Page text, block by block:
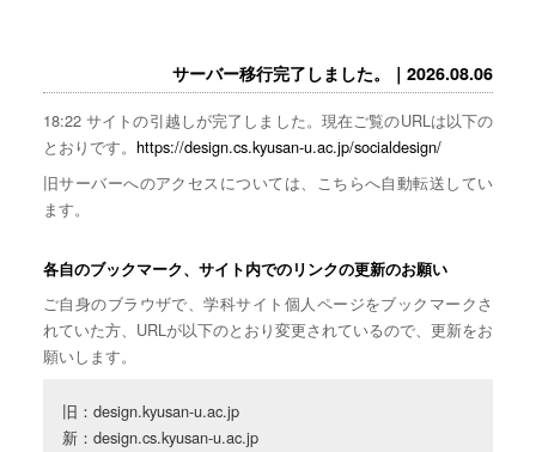
サーバー移行完了しました。｜2026.08.06
18:22 サイトの引越しが完了しました。現在ご覧のURLは以下の
とおりです。 https://design.cs.kyusan-u.ac.jp/socialdesign/
旧サーバーへのアクセスについては、こちらへ自動転送してい
ます。
各自のブックマーク、サイト内でのリンクの更新のお願い
ご自身のブラウザで、学科サイト個人ページをブックマークさ
れていた方、URLが以下のとおり変更されているので、更新をお
願いします。
旧：design.kyusan-u.ac.jp
新：design.cs.kyusan-u.ac.jp